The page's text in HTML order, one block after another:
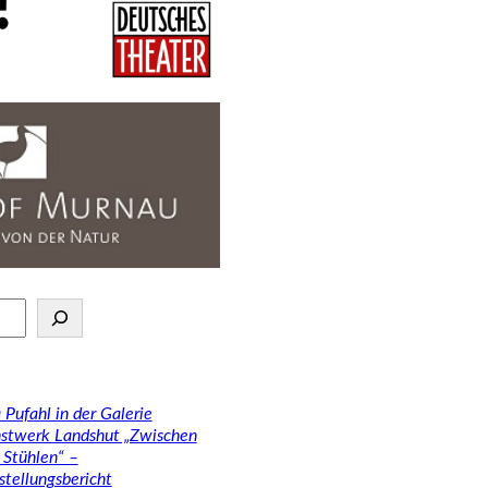
Pufahl in der Galerie
Landshut „Zwischen
–